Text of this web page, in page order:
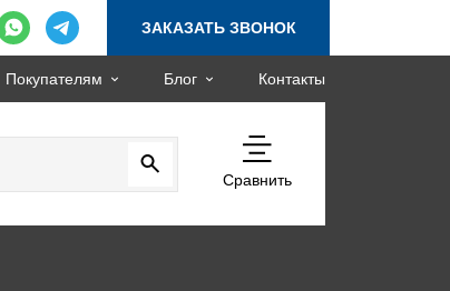
ЗАКАЗАТЬ ЗВОНОК
Покупателям Блог Контакты
Сравнить